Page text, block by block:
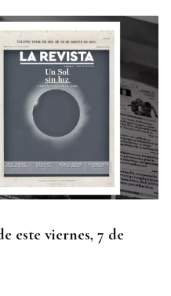
este viernes, 7 de